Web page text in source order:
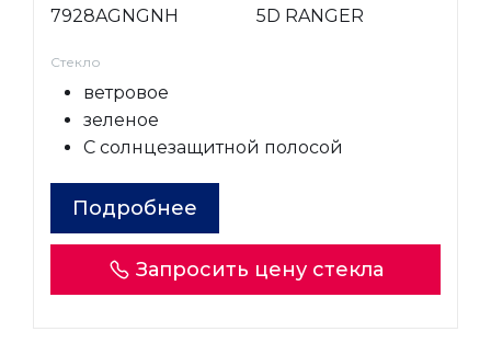
7928AGNGNH 5D RANGER
Стекло
ветровое
зеленое
С солнцезащитной полосой
Подробнее
Запросить цену стекла